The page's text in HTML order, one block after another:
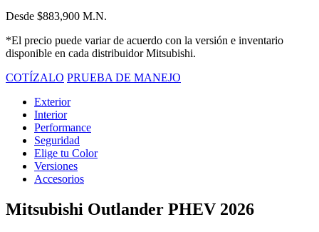
Desde $883,900 M.N.
*El precio puede variar de acuerdo con la versión e inventario
disponible en cada distribuidor Mitsubishi.
COTÍZALO PRUEBA DE MANEJO
Exterior
Interior
Performance
Seguridad
Elige tu Color
Versiones
Accesorios
Mitsubishi Outlander PHEV 2026